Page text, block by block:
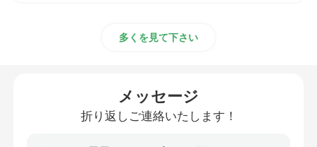
多くを見て下さい
メッセージ
折り返しご連絡いたします！